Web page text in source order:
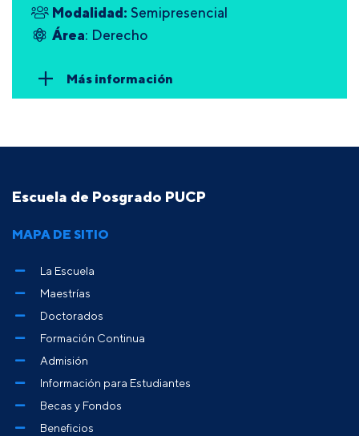
Modalidad: Semipresencial
Área: Derecho
Más información
Escuela de Posgrado PUCP
MAPA DE SITIO
La Escuela
Maestrías
Doctorados
Formación Continua
Admisión
Información para Estudiantes
Becas y Fondos
Beneficios